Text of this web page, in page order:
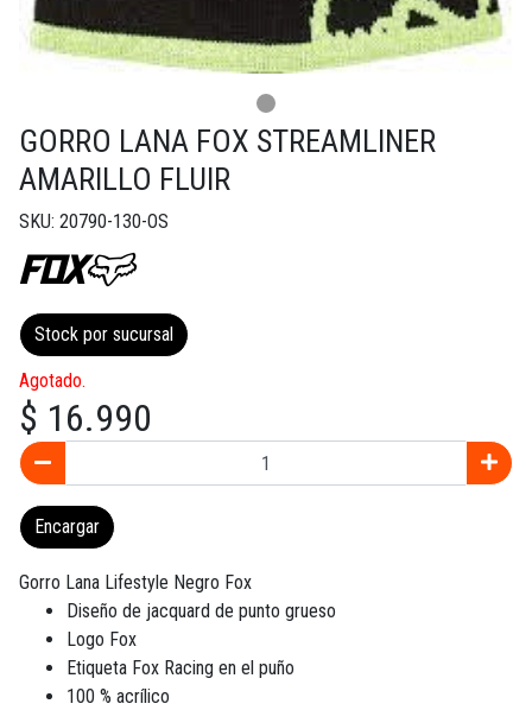
GORRO LANA FOX STREAMLINER
AMARILLO FLUIR
SKU: 20790-130-OS
Stock por sucursal
Agotado.
$ 16.990
Encargar
Gorro Lana Lifestyle Negro Fox
Diseño de jacquard de punto grueso
Logo Fox
Etiqueta Fox Racing en el puño
100 % acrílico